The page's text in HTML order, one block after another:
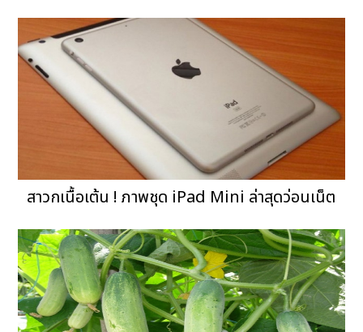
สาวกเนื้อเต้น ! ภาพชุด iPad Mini ล่าสุดว่อนเน็ต